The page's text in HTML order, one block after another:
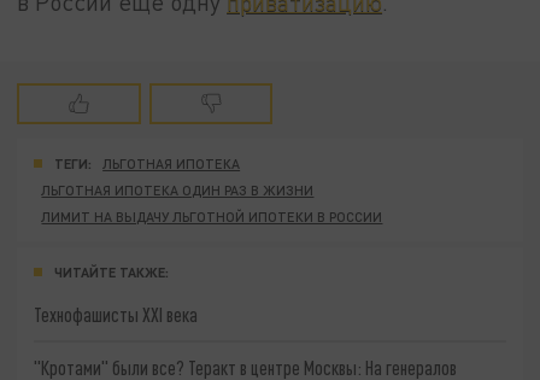
ТЕГИ:
ЛЬГОТНАЯ ИПОТЕКА
ЛЬГОТНАЯ ИПОТЕКА ОДИН РАЗ В ЖИЗНИ
ЛИМИТ НА ВЫДАЧУ ЛЬГОТНОЙ ИПОТЕКИ В РОССИИ
ЧИТАЙТЕ ТАКЖЕ:
Технофашисты XXI века
"Кротами" были все? Теракт в центре Москвы: На генералов